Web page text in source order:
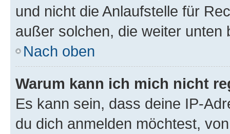
und nicht die Anlaufstelle für
außer solchen, die weiter unten
Nach oben
Warum kann ich mich nicht
Es kann sein, dass deine IP-
du dich anmelden möchtest,